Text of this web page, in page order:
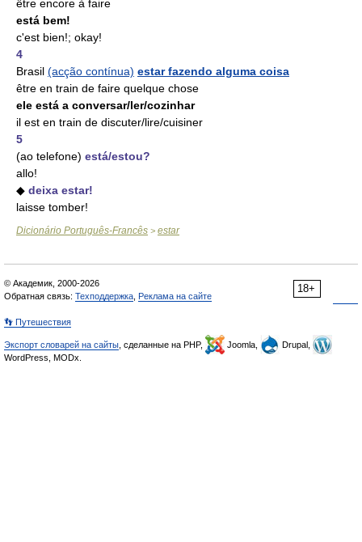
être encore à faire
está bem!
c'est bien!; okay!
4
Brasil (acção contínua) estar fazendo alguma coisa
être en train de faire quelque chose
ele está a conversar/ler/cozinhar
il est en train de discuter/lire/cuisiner
5
(ao telefone) está/estou?
allo!
◆ deixa estar!
laisse tomber!
Dicionário Português-Francês > estar
18+
© Академик, 2000-2026
Обратная связь: Техподдержка Реклама на сайте
👣 Путешествия
Экспорт словарей на сайты , сделанные на PHP, Joomla,
Drupal,
WordPress, MODx.